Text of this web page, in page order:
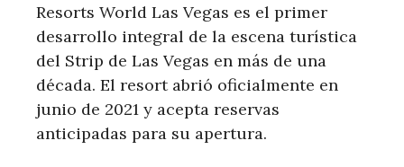
Resorts World Las Vegas es el primer
desarrollo integral de la escena turística
del Strip de Las Vegas en más de una
década. El resort abrió oficialmente en
junio de 2021 y acepta reservas
anticipadas para su apertura.